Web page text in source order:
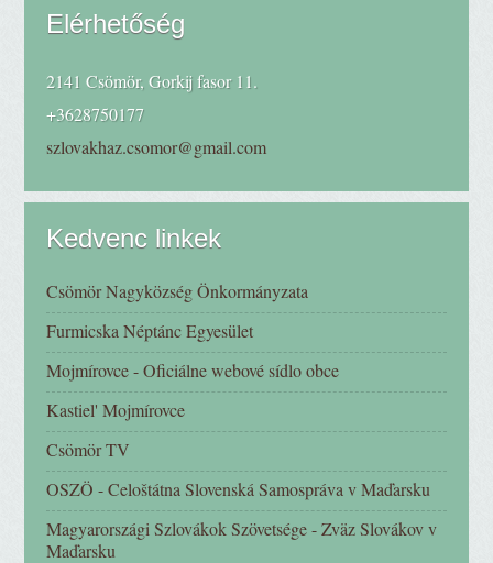
Elérhetőség
2141 Csömör, Gorkij fasor 11.
+3628750177
szlovakhaz.csomor@gmail.com
Kedvenc linkek
Csömör Nagyközség Önkormányzata
Furmicska Néptánc Egyesület
Mojmírovce - Oficiálne webové sídlo obce
Kastiel' Mojmírovce
Csömör TV
OSZÖ - Celoštátna Slovenská Samospráva v Maďarsku
Magyarországi Szlovákok Szövetsége - Zväz Slovákov v
Maďarsku